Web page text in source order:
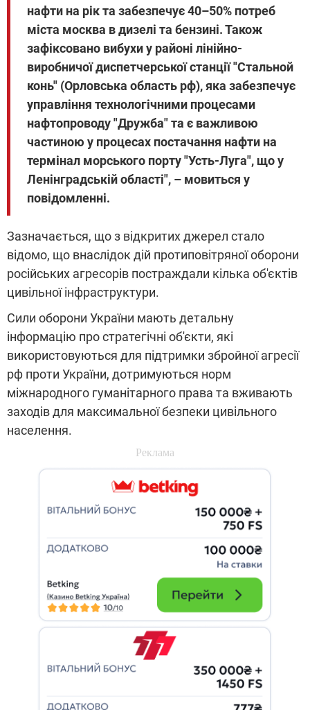
нафти на рік та забезпечує 40–50% потреб
міста москва в дизелі та бензині. Також
зафіксовано вибухи у районі лінійно-
виробничої диспетчерської станції "Стальной
конь" (Орловська область рф), яка забезпечує
управління технологічними процесами
нафтопроводу "Дружба" та є важливою
частиною у процесах постачання нафти на
термінал морського порту "Усть-Луга", що у
Ленінградській області", – мовиться у
повідомленні.
Зазначається, що з відкритих джерел стало
відомо, що внаслідок дій протиповітряної оборони
російських агресорів постраждали кілька об'єктів
цивільної інфраструктури.
Сили оборони України мають детальну
інформацію про стратегічні об'єкти, які
використовуються для підтримки збройної агресії
рф проти України, дотримуються норм
міжнародного гуманітарного права та вживають
заходів для максимальної безпеки цивільного
населення.